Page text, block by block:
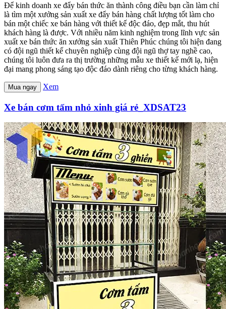
Để kinh doanh xe đẩy bán thức ăn thành công điều bạn cần làm chỉ
là tìm một xưởng sản xuất xe đẩy bán hàng chất lượng tốt làm cho
bán một chiếc xe bán hàng với thiết kế độc đáo, đẹp mắt, thu hút
khách hàng là được. Với nhiều năm kinh nghiệm trong lĩnh vực sản
xuất xe bán thức ăn xưởng sản xuất Thiên Phúc chúng tôi hiện đang
có đội ngũ thiết kế chuyên nghiệp cùng đội ngũ thợ tay nghề cao,
chúng tôi luôn đưa ra thị trường những mẫu xe thiết kế mới lạ, hiện
đại mang phong sáng tạo độc đáo dành riêng cho từng khách hàng.
Mua ngay Xem
Xe bán cơm tấm nhỏ xinh giá rẻ_XDSAT23